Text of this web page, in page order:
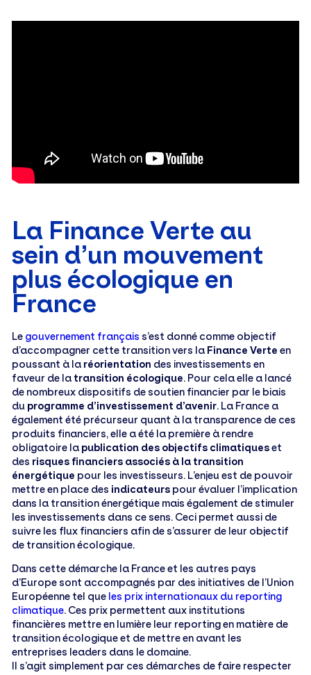
La Finance Verte au
sein d’un mouvement
plus écologique en
France
Le gouvernement français s’est donné comme objectif
d’accompagner cette transition vers la Finance Verte en
poussant à la réorientation des investissements en
faveur de la transition écologique. Pour cela elle a lancé
de nombreux dispositifs de soutien financier par le biais
du programme d’investissement d’avenir. La France a
également été précurseur quant à la transparence de ces
produits financiers, elle a été la première à rendre
obligatoire la publication des objectifs climatiqueset
des risques financiers associés à la transition
énergétique pour les investisseurs. L’enjeu est de pouvoir
mettre en place des indicateurs pour évaluer l’implication
dans la transition énergétique mais également de stimuler
les investissements dans ce sens. Ceci permet aussi de
suivre les flux financiers afin de s’assurer de leur objectif
de transition écologique.
Dans cette démarche la France et les autres pays
d’Europe sont accompagnés par des initiatives de l’Union
Européenne tel que les prix internationaux du reporting
climatique. Ces prix permettent aux institutions
financières mettre en lumière leur reporting en matière de
transition écologique et de mettre en avant les
entreprises leaders dans le domaine.
Il s’agit simplement par ces démarches de faire respecter